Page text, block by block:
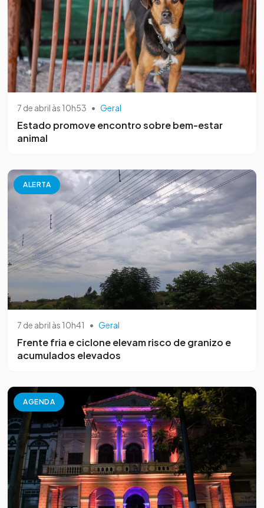
7 de abril às 10h53 • Geral
Estado promove encontro sobre bem-estar
animal
ALERTA
7 de abril às 10h41 • Geral
Frente fria e ciclone elevam risco de granizo e
acumulados elevados
AGENDA